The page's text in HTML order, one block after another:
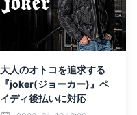
大人のオトコを追求する
『joker(ジョーカー)』ペ
イディ後払いに対応